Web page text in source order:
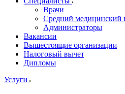
Врачи
Средний медицинский
Администраторы
Вакансии
Вышестоящие организации
Налоговый вычет
Дипломы
Услуги